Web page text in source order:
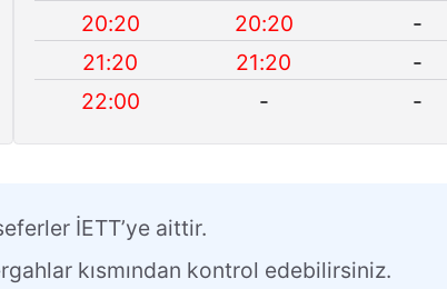
20:20
20:20
-
21:20
21:20
-
22:00
- -
İETT’ye aittir.
kısmından kontrol edebilirsiniz.